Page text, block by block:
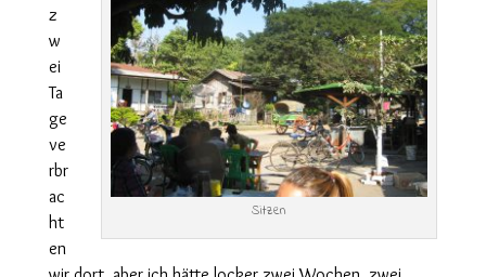
Sitzen
z
w
ei
Ta
ge
ve
rbr
ac
ht
en